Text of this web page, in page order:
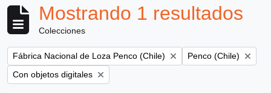
Mostrando 1 resultados
Colecciones
Remove filter:
Fábrica Nacional de Loza Penco (Chile) Remove filter:
Penco (Chile)
Remove filter:
Con objetos digitales